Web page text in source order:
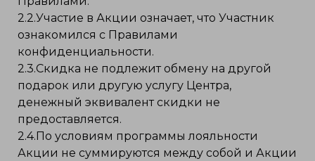
2.2.Участие в Акции означает, что Участник
ознакомился с Правилами
конфиденциальности.
2.3.Скидка не подлежит обмену на другой
подарок или другую услугу Центра,
денежный эквивалент скидки не
предоставляется.
2.4.По условиям программы лояльности
Акции не суммируются между собой и Акции